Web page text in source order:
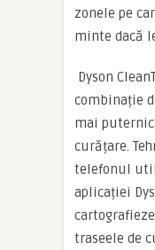
zonele pe
minte dacă
Dyson
combinație
mai
curățare.
telefonul
aplicației
traseele de